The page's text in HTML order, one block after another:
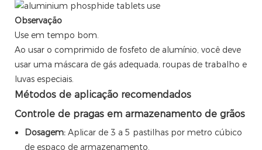
Observação
Use em tempo bom.
Ao usar o comprimido de fosfeto de alumínio, você deve
usar uma máscara de gás adequada, roupas de trabalho e
luvas especiais.
Métodos de aplicação recomendados
Controle de pragas em armazenamento de grãos
Dosagem: Aplicar de 3 a 5 pastilhas por metro cúbico
de espaço de armazenamento.